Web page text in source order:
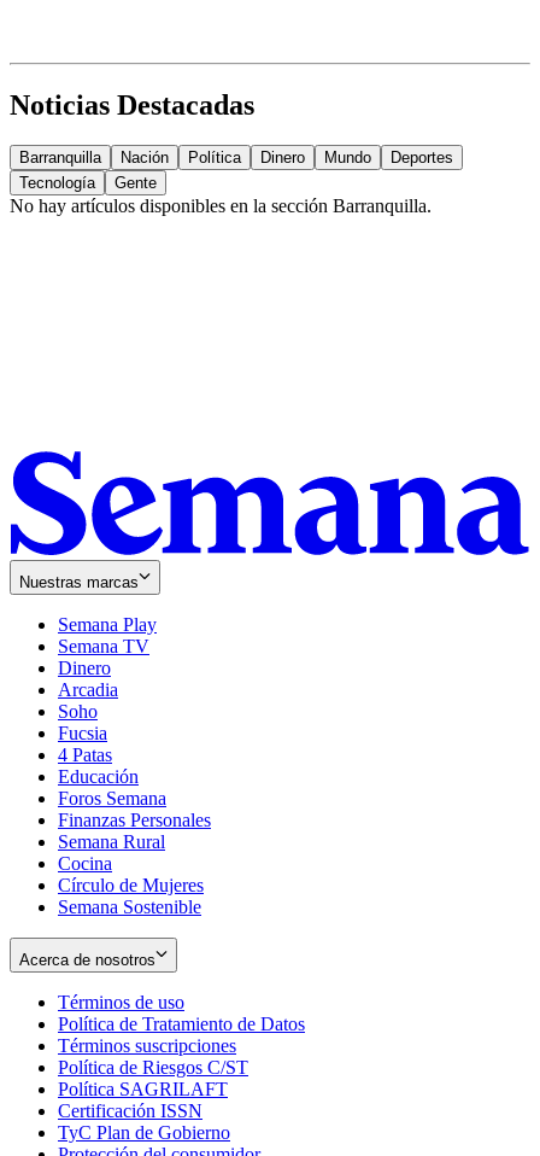
Noticias Destacadas
Barranquilla Nación Política Dinero Mundo
Deportes
Tecnología
Gente
No hay artículos disponibles en la sección Barranquilla.
Nuestras marcas
Semana Play
Semana TV
Dinero
Arcadia
Soho
in
new
window
Fucsia
in
new
window
4 Patas
Educación
Foros Semana
Finanzas Personales
Semana Rural
Cocina
Círculo de Mujeres
Semana Sostenible
Acerca de nosotros
Términos de uso
in
new
window
Política de Tratamiento de Datos
Términos suscripciones
in
Política de Riesgos C/ST
Política SAGRILAFT
new
Certificación ISSN
in
TyC Plan de Gobierno